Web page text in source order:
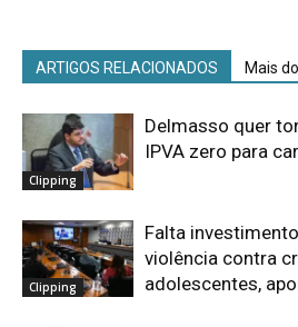
ARTIGOS RELACIONADOS Mais
Clipping
Delmasso quer
IPVA zero para
Clipping
Falta
violência contra
adolescentes,